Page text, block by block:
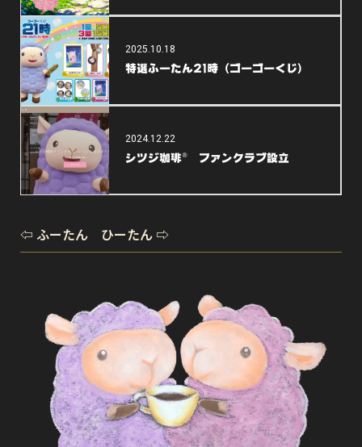
2025.10.18
特選ふーたん21時（ゴーゴーくじ）
2024.12.22
シツジ珈琲® ファンクラブ設立
⇦ ふーたん ひーたん ⇨